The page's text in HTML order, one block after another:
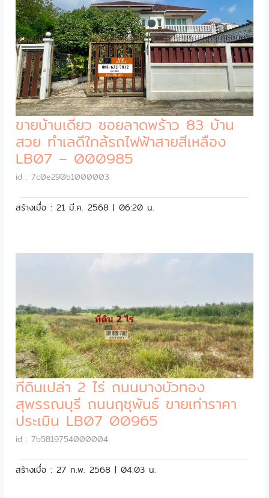
ขายบ้านเดี่ยว ซอยลาดพร้าว 83 บ้าน
สวย ทำเลดีใกล้รถไฟฟ้าสายสีเหลือง
LB07 – 000985
id : 7c0e290b1000003
สร้างเมื่อ : 21 มี.ค. 2568 | 06:20 น.
ที่ดินเปล่า 2 ไร่ ถนนบางบัวทอง
สุพรรณบุรี ถนนฤชุพันธ์ ขายเท่าราคา
ประเมิน LB07 00965
id : 7b5819754000004
สร้างเมื่อ : 27 ก.พ. 2568 | 04:03 น.